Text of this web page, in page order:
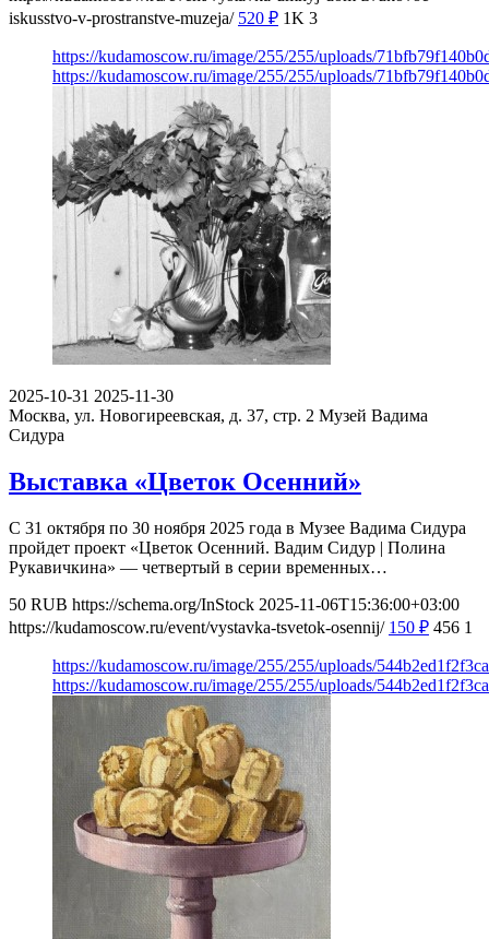
iskusstvo-v-prostranstve-muzeja/ 520 ₽ 1K 3
https://kudamoscow.ru/image/255/255/uploads/
https://kudamoscow.ru/image/255/255/uploads/
2025-10-31 2025-11-30
Москва, ул. Новогиреевская, д. 37, стр. 2 Музей Вадима
Сидура
Выставка «Цветок Осенний»
С 31 октября по 30 ноября 2025 года в Музее Вадима Сидура
пройдет проект «Цветок Осенний. Вадим Сидур | Полина
Рукавичкина» — четвертый в серии временных…
50 RUB https://schema.org/InStock 2025-11-06T15:36:00+03:00
https://kudamoscow.ru/event/vystavka-tsvetok-osennij/ 150 ₽ 456 1
https://kudamoscow.ru/image/255/255/uploads/
https://kudamoscow.ru/image/255/255/uploads/